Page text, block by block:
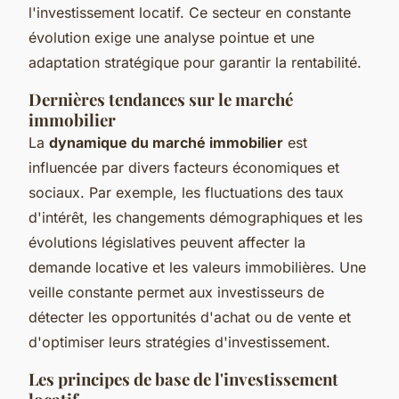
l'investissement locatif. Ce secteur en constante
évolution exige une analyse pointue et une
adaptation stratégique pour garantir la rentabilité.
Dernières tendances sur le marché
immobilier
La dynamique du marché immobilier est
influencée par divers facteurs économiques et
sociaux. Par exemple, les fluctuations des taux
d'intérêt, les changements démographiques et les
évolutions législatives peuvent affecter la
demande locative et les valeurs immobilières. Une
veille constante permet aux investisseurs de
détecter les opportunités d'achat ou de vente et
d'optimiser leurs stratégies d'investissement.
Les principes de base de l'investissement